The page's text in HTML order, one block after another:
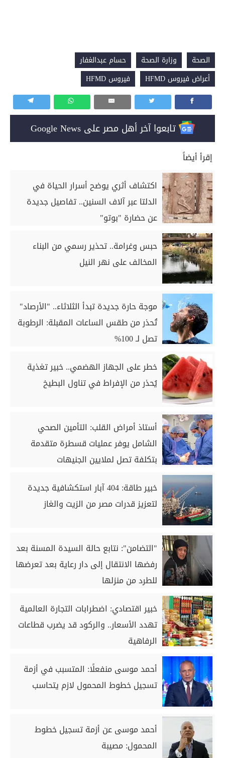
الصحة وزارة الصحة
حسام عبدالغفار
أعراض فيروس HFMD
فيروس HFMD
تابعوا آخر أهل مصر على Google News
إقرأ أيضاً
اكتشاف أثري يوضح أسرار الحياة في
الدلتا عبر آلاف السنين.. تفاصيل جديدة
عن حضارة "بوتو"
حبس وغرامة.. تحذير رسمي من البناء
المخالف على نهر النيل
موجة حارة جديدة تبدأ الثلاثاء.. "الأرصاد"
تُحذر من طقس الساعات المقبلة: الرطوبة
تصل لـ 100%
خطر على الجهاز الهضمي.. خبير تغذية
يُحذر من الإفراط في تناول البطيخ
‎أستاذ أمراض القلب: التأمين الصحي
الشامل يوفر عمليات قسطرة متقدمة
بتكلفة تصل لملايين الجنيهات
خبير طاقة: 404 آبار استكشافية جديدة
لتعزيز قدرات مصر من الزيت والغاز
"التضامن": نتابع حالة السيدة المسنة بعد
رفضها الانتقال إلى دار رعاية بعد تعرضها
للطرد من منزلها
خبير اقتصادي: اضطرابات التجارة العالمية
تهدد الأسعار.. والركود قد يضرب قطاعات
الرفاهية
أحمد موسى منفعلًا: المتسبب في أزمة
تسجيل خطوط المحمول لازم يتحاسب
أحمد موسى عن أزمة تسجيل خطوط
المحمول: مصيبة